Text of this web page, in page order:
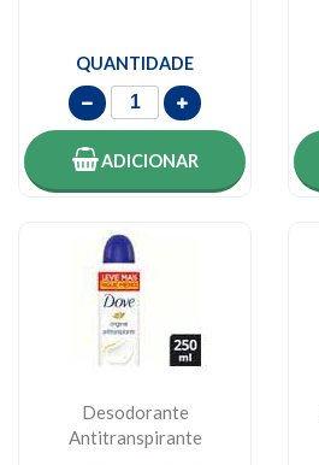
QUANTIDADE
ADICIONAR
Desodorante
Antitranspirante